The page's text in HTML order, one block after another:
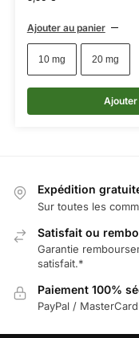
Ajouter au panier
10 mg 20 mg
Ajouter
Expédition
Sur toutes les
Satisfait ou
Garantie
satisfait.*
Paiement 100%
PayPal /